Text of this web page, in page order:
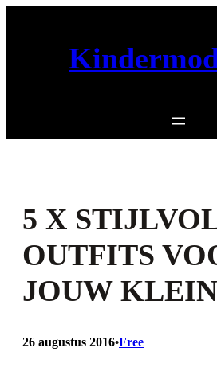
5 X
OUTFITS
JOUW
26 augustus 2016•Free